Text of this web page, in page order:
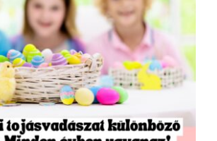
A káosz 5 szakasza –
készülünk erre minden évben?!